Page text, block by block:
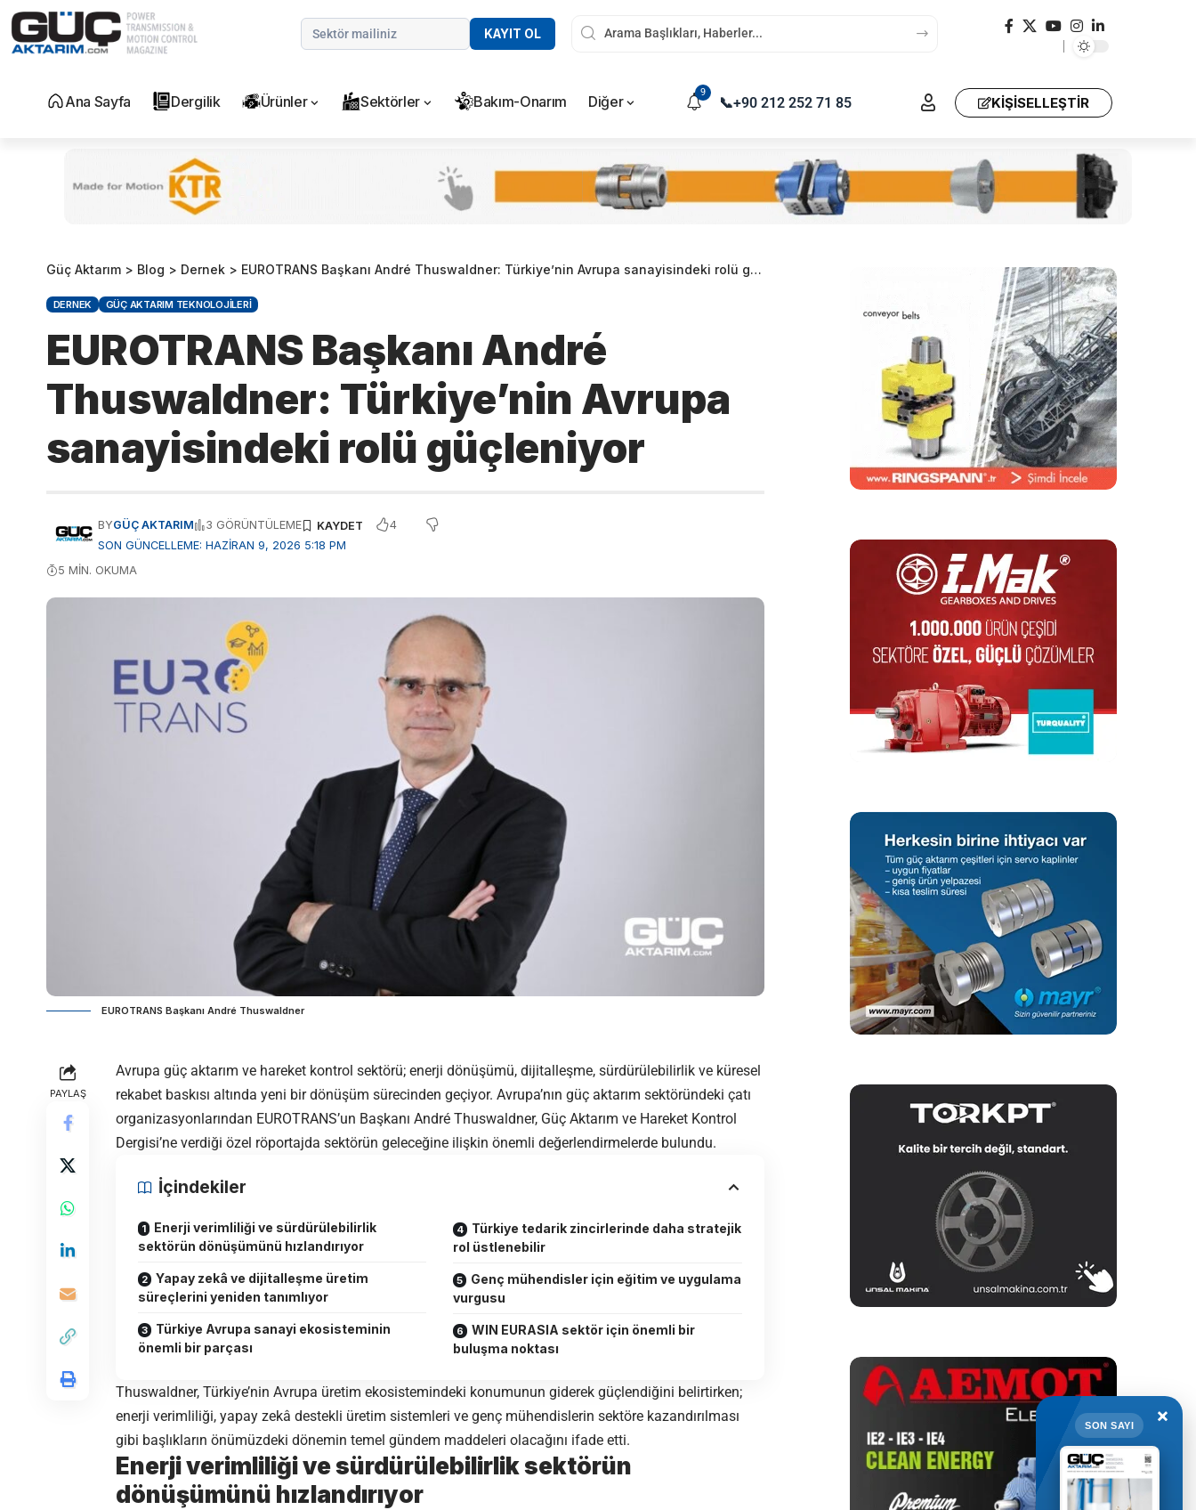
KAYIT OL
Ana Sayfa Dergilik Ürünler Sektörler Bakım-Onarım Diğer
9
📞+90 212 252 71 85 KIŞISELLEŞTIR
Güç Aktarım > Blog > Dernek > EUROTRANS Başkanı André Thuswaldner: Türkiye’nin Avrupa sanayisindeki rolü güçleniyor
DERNEK GÜÇ AKTARIM TEKNOLOJILERI
EUROTRANS Başkanı André
Thuswaldner: Türkiye’nin Avrupa
sanayisindeki rolü güçleniyor
SON GÜNCELLEME: HAZIRAN 9, 2026 5:18 PM
BYGÜÇ AKTARIM 3 GÖRÜNTÜLEME 4
5 MIN. OKUMA
EUROTRANS Başkanı André Thuswaldner
PAYLAŞ
Avrupa güç aktarım ve hareket kontrol sektörü; enerji dönüşümü, dijitalleşme, sürdürülebilirlik ve küresel
rekabet baskısı altında yeni bir dönüşüm sürecinden geçiyor. Avrupa’nın güç aktarım sektöründeki çatı
organizasyonlarından EUROTRANS’un Başkanı André Thuswaldner, Güç Aktarım ve Hareket Kontrol
Dergisi’ne verdiği özel röportajda sektörün geleceğine ilişkin önemli değerlendirmelerde bulundu.
İçindekiler
Enerji verimliliği ve sürdürülebilirlik
sektörün dönüşümünü hızlandırıyor
Yapay zekâ ve dijitalleşme üretim
süreçlerini yeniden tanımlıyor
Türkiye Avrupa sanayi ekosisteminin
önemli bir parçası
Türkiye tedarik zincirlerinde daha stratejik
rol üstlenebilir
Genç mühendisler için eğitim ve uygulama
vurgusu
WIN EURASIA sektör için önemli bir
buluşma noktası
Thuswaldner, Türkiye’nin Avrupa üretim ekosistemindeki konumunun giderek güçlendiğini belirtirken;
enerji verimliliği, yapay zekâ destekli üretim sistemleri ve genç mühendislerin sektöre kazandırılması
gibi başlıkların önümüzdeki dönemin temel gündem maddeleri olacağını ifade etti.
Enerji verimliliği ve sürdürülebilirlik sektörün
dönüşümünü hızlandırıyor
×
SON SAYI